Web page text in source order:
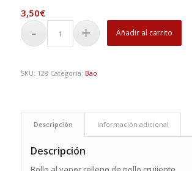
3,50€
Añadir al carrito
SKU: 128 Categoría: Bao
Descripción Información adicional
Descripción